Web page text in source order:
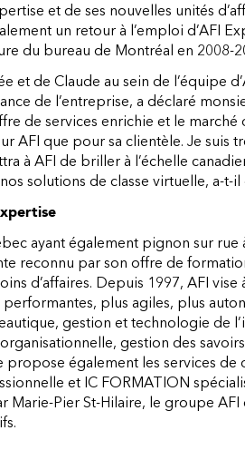
et de ses nouvelles unités
un retour à l’emploi d’AFI
du bureau de Montréal en 2008-
et de Claude au sein de l’équipe
de l’entreprise, a déclaré
de services enrichie et le
AFI que pour sa clientèle. Je suis
à AFI de briller à l’échelle
solutions de classe virtuelle, a-t-il
ayant également pignon sur rue
reconnu par son offre de
d’affaires. Depuis 1997, AFI
plus agiles, plus
gestion et technologie de
gestion des
propose également les services
et IC FORMATION
Marie-Pier St-Hilaire, le groupe